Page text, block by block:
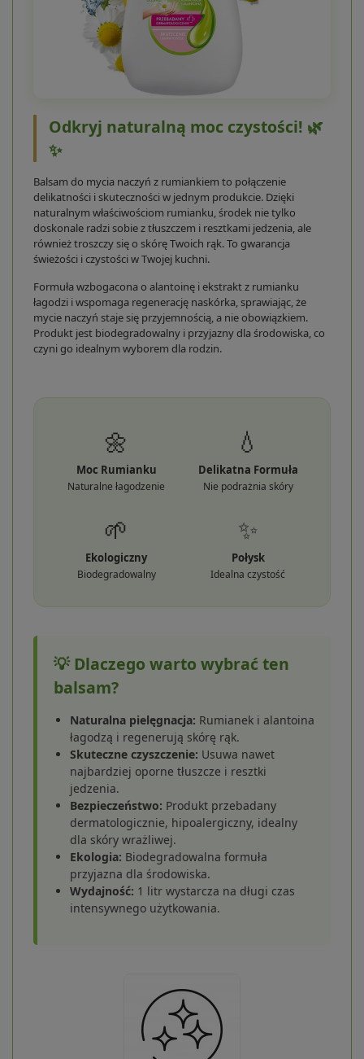
Odkryj naturalną moc czystości! 🌿
✨
Balsam do mycia naczyń z rumiankiem to połączenie
delikatności i skuteczności w jednym produkcie. Dzięki
naturalnym właściwościom rumianku, środek nie tylko
doskonale radzi sobie z tłuszczem i resztkami jedzenia, ale
również troszczy się o skórę Twoich rąk. To gwarancja
świeżości i czystości w Twojej kuchni.
Formuła wzbogacona o alantoinę i ekstrakt z rumianku
łagodzi i wspomaga regenerację naskórka, sprawiając, że
mycie naczyń staje się przyjemnością, a nie obowiązkiem.
Produkt jest biodegradowalny i przyjazny dla środowiska, co
czyni go idealnym wyborem dla rodzin.
🌼
Moc Rumianku
Naturalne łagodzenie
💧
Delikatna Formuła
Nie podrażnia skóry
🌱
Ekologiczny
Biodegradowalny
✨
Połysk
Idealna czystość
💡 Dlaczego warto wybrać ten
balsam?
Naturalna pielęgnacja: Rumianek i alantoina
łagodzą i regenerują skórę rąk.
Skuteczne czyszczenie: Usuwa nawet
najbardziej oporne tłuszcze i resztki
jedzenia.
Bezpieczeństwo: Produkt przebadany
dermatologicznie, hipoalergiczny, idealny
dla skóry wrażliwej.
Ekologia: Biodegradowalna formuła
przyjazna dla środowiska.
Wydajność: 1 litr wystarcza na długi czas
intensywnego użytkowania.